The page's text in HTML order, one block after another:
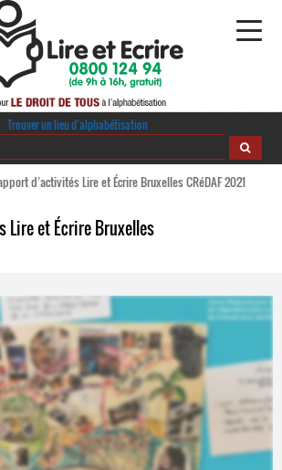
Alphabétisation
Regards croisés
Ressources pédagogiques
Comprendre et parler
Espace presse
Contacts
Trouver un lieu d’alphabétisation
Trouver un lieu d’alphabétisation
d’activités Lire et Écrire Bruxelles CRéDAF 2021
Lire et Écrire Bruxelles